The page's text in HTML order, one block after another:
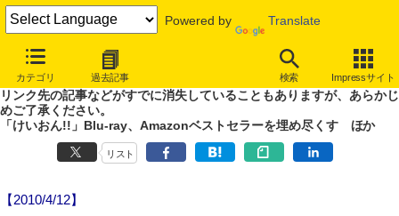
Powered by Translate
カテゴリ 過去記事 検索 Impressサイト
やじうまWatch
噂あり、未確認情報ありのやじうまWatch。
リンク先の記事などがすでに消失していることもありますが、あらかじ
めご了承ください。
「けいおん!!」Blu-ray、Amazonベストセラーを埋め尽くす ほか
リスト
【2010/4/12】